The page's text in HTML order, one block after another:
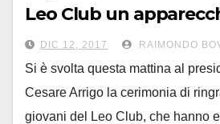
Leo Club un
DIC 12, 2017 RAIMONDO
Si è svolta questa mattina al
Cesare Arrigo la cerimonia di
giovani del Leo Club, che hanno